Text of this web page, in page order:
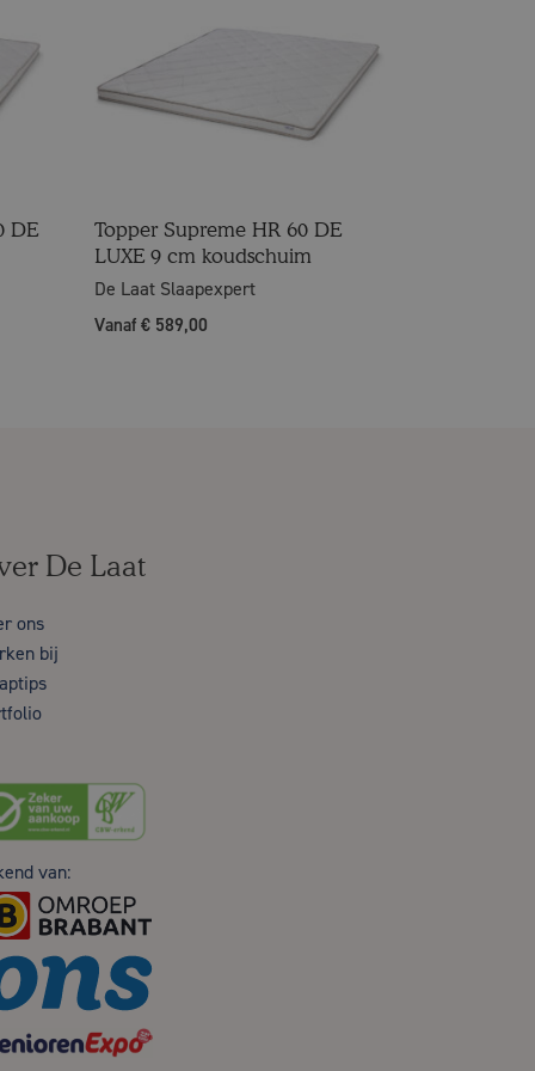
DE
Topper Supreme HR 60 DE
LUXE 9 cm koudschuim
De Laat Slaapexpert
Vanaf € 589,00
De Laat
ons
bij
van: